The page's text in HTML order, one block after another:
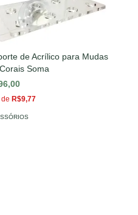
de Acrílico para Mudas
Soma
de R$9,77